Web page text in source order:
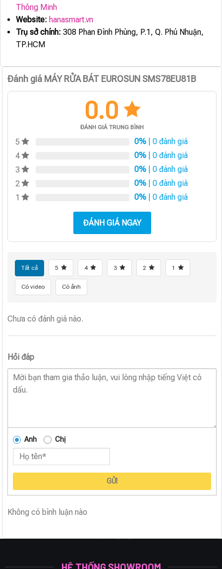
Thông Minh
Website: hanasmart.vn
Trụ sở chính: 308 Phan Đình Phùng, P.1, Q. Phú Nhuận,
TP.HCM
Đánh giá MÁY RỬA BÁT EUROSUN SMS78EU81B
0.0
ĐÁNH GIÁ TRUNG BÌNH
5 0% | 0 đánh giá
4
0% | 0 đánh giá
3
0% | 0 đánh giá
2
0% | 0 đánh giá
1
0% | 0 đánh giá
ĐÁNH GIÁ NGAY
Tất cả 5 4 3 2 1
Có video Có ảnh
Chưa có đánh giá nào.
Hỏi đáp
Anh Chị
GỬI
Không có bình luận nào